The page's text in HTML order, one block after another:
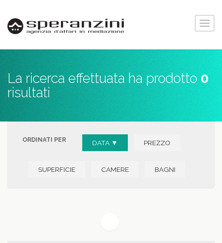
La ricerca effettuata ha prodotto 0
risultati
ORDINATI PER DATA ▼ PREZZO
SUPERFICIE CAMERE BAGNI